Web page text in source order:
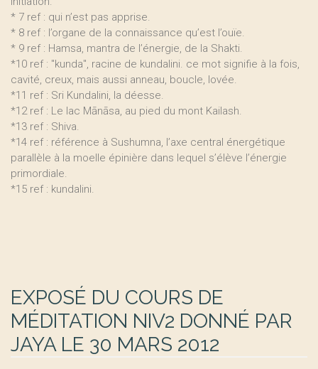
* 7 ref : qui n’est pas apprise.
* 8 ref : l’organe de la connaissance qu’est l’ouïe.
* 9 ref : Hamsa, mantra de l’énergie, de la Shakti.
*10 ref : "kunda", racine de kundalini. ce mot signifie à la fois,
cavité, creux, mais aussi anneau, boucle, lovée.
*11 ref : Sri Kundalini, la déesse.
*12 ref : Le lac Mānāsa, au pied du mont Kailash.
*13 ref : Shiva.
*14 ref : référence à Sushumna, l’axe central énergétique
parallèle à la moelle épinière dans lequel s’élève l’énergie
primordiale.
*15 ref : kundalini.
EXPOSÉ DU COURS DE
MÉDITATION NIV2 DONNÉ PAR
JAYA LE 30 MARS 2012